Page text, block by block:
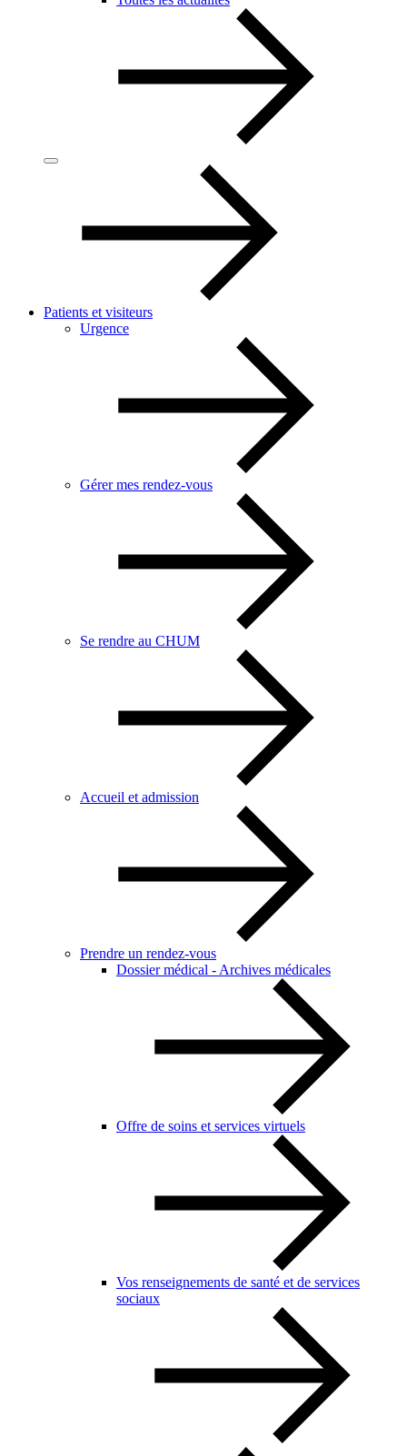
Patients et visiteurs
Urgence
Gérer mes rendez-vous
Se rendre au CHUM
Accueil et admission
Prendre un rendez-vous
Dossier médical - Archives médicales
Offre de soins et services virtuels
Vos renseignements de santé et de services
sociaux